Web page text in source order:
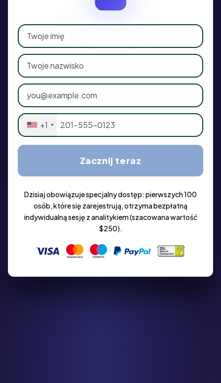
+1
Zacznij teraz
Dzisiaj obowiązuje specjalny dostęp: pierwszych 100
osób, które się zarejestrują, otrzyma bezpłatną
indywidualną sesję z analitykiem (szacowana wartość
$250).